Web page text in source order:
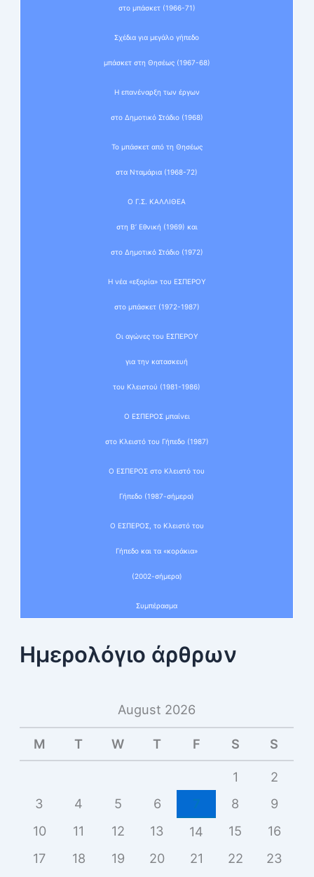
στο μπάσκετ (1966-71)
Σχέδια για μεγάλο γήπεδο
μπάσκετ στη Θησέως (1967-68)
Η επανέναρξη των έργων
στο Δημοτικό Στάδιο (1968)
Το μπάσκετ από τη Θησέως
στα Νταμάρια (1968-72)
Ο Γ.Σ. ΚΑΛΛΙΘΕΑ
στη Β’ Εθνική (1969) και
στο Δημοτικό Στάδιο (1972)
Η νέα «εξορία» του ΕΣΠΕΡΟΥ
στο μπάσκετ (1972-1987)
Οι αγώνες του ΕΣΠΕΡΟΥ
για την κατασκευή
του Κλειστού (1981-1986)
Ο ΕΣΠΕΡΟΣ μπαίνει
στο Κλειστό του Γήπεδο (1987)
Ο ΕΣΠΕΡΟΣ στο Κλειστό του
Γήπεδο (1987-σήμερα)
Ο ΕΣΠΕΡΟΣ, το Κλειστό του
Γήπεδο και τα «κοράκια»
(2002-σήμερα)
Συμπέρασμα
Ημερολόγιο άρθρων
August 2026
M T W T F S S
1
2
3
4 5 6 8
9
10
11 12 13 14 15
16
17
18 19 20 21 22
23